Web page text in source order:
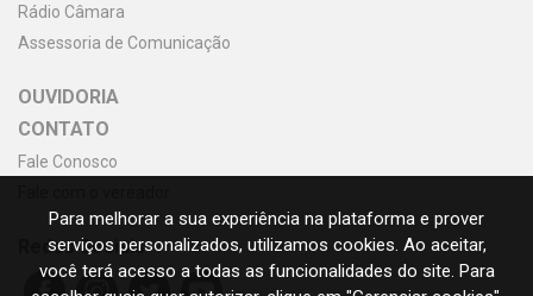
Rádio Câmara
Assessoria de Comunicação
OUVIDORIA
CONTATO
Fale Conosco
Redes Sociais
Para melhorar a sua experiência na plataforma e prover
serviços personalizados, utilizamos cookies. Ao aceitar,
você terá acesso a todas as funcionalidades do site. Para